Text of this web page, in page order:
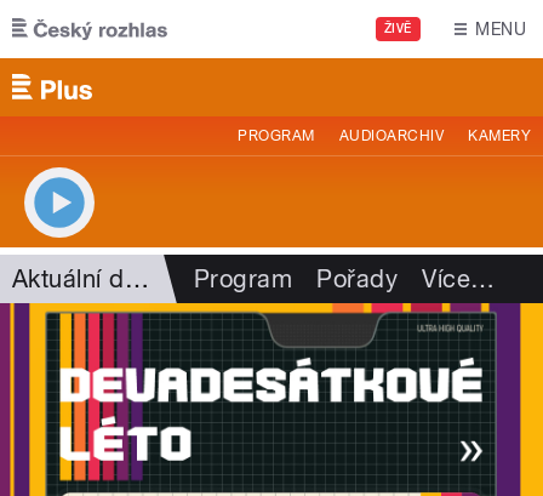
Přejít k hlavnímu obsahu
ŽIVĚ MENU
PROGRAM AUDIOARCHIV KAMERY
Aktuální dění Program Pořady Více…